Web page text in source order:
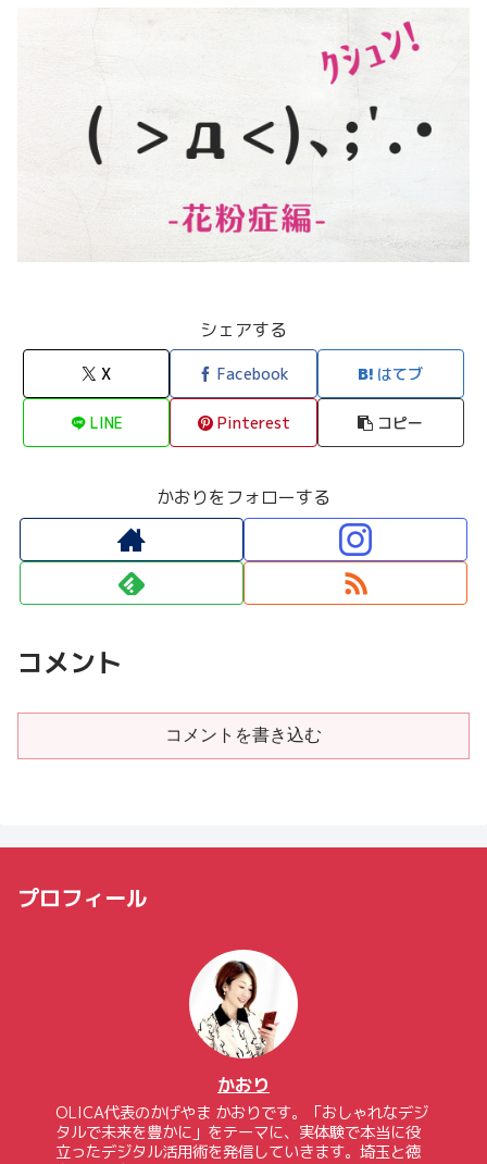
シェアする
X Facebook はてブ
LINE Pinterest コピー
かおりをフォローする
コメント
コメントを書き込む
プロフィール
かおり
OLICA代表のかげやま かおりです。「おしゃれなデジ
タルで未来を豊かに」をテーマに、実体験で本当に役
立ったデジタル活用術を発信していきます。埼玉と徳